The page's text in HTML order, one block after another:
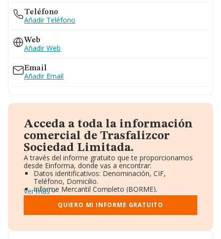
Teléfono
Añadir Teléfono
Web
Añadir Web
Email
Añadir Email
Acceda a toda la información
comercial de Trasfalizcor
Sociedad Limitada.
A través del informe gratuito que te proporcionamos
desde Einforma, donde vas a encontrar:
Datos identificativos: Denominación, CIF,
Teléfono, Domicilio.
Informe Mercantil Completo (BORME).
Gráficos de Evolución Ventas y Empleados.
Consejo de Administración y Administradores.
Directivos y Ejecutivos.
Ver más
QUIERO MI INFORME GRATUITO